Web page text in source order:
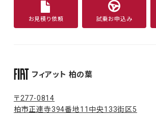
お見積り依頼 試乗お申込み
フィアット 柏の葉
〒277-0814
柏市正連寺394番地11中央133街区5